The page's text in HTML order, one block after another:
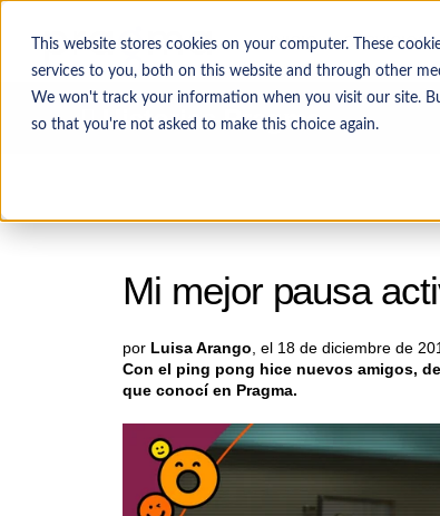
This website stores cookies on your computer. These
services to you, both on this website and through other
We won't track your information when you visit our site.
so that you're not asked to make this choice again.
INICIO SERVICIOS
Historias Pragma
Mi mejor pausa
por Luisa Arango , el 18 de diciembre de
Con el ping pong hice nuevos amigos,
que conocí en Pragma.